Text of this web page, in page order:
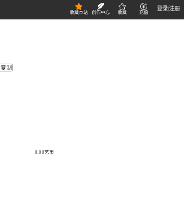
收藏本站 创作中心 收藏 充值
登录|注册
复制
0.00艺币